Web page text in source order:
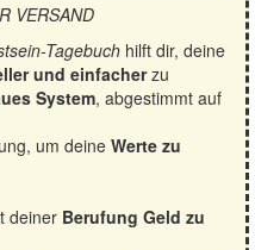
VERSAND
Tagebuch hilft dir, deine
und einfacherzu
System, abgestimmt auf
um deine Werte zu
deiner Berufung Geld zu